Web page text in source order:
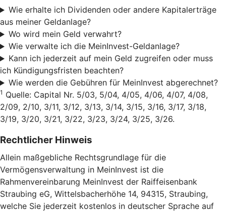
Wie erhalte ich Dividenden oder andere Kapitalerträge
aus meiner Geldanlage?
Wo wird mein Geld verwahrt?
Wie verwalte ich die MeinInvest-Geldanlage?
Kann ich jederzeit auf mein Geld zugreifen oder muss
ich Kündigungsfristen beachten?
Wie werden die Gebühren für MeinInvest abgerechnet?
1 Quelle: Capital Nr. 5/03, 5/04, 4/05, 4/06, 4/07, 4/08,
2/09, 2/10, 3/11, 3/12, 3/13, 3/14, 3/15, 3/16, 3/17, 3/18,
3/19, 3/20, 3/21, 3/22, 3/23, 3/24, 3/25, 3/26.
Rechtlicher Hinweis
Allein maßgebliche Rechtsgrundlage für die
Vermögensverwaltung in MeinInvest ist die
Rahmenvereinbarung MeinInvest der Raiffeisenbank
Straubing eG, Wittelsbacherhöhe 14, 94315, Straubing,
welche Sie jederzeit kostenlos in deutscher Sprache auf